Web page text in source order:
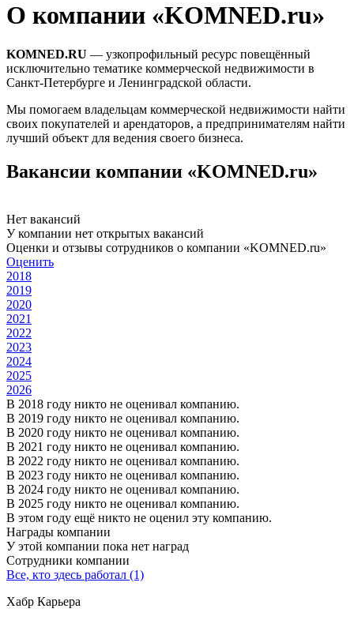
О компании «KOMNED.ru»
KOMNED.RU — узкопрофильный ресурс повещённый
исключительно тематике коммерческой недвижимости в
Санкт-Петербурге и Ленинградской области.
Мы помогаем владельцам коммерческой недвижимости найти
своих покупателей и арендаторов, а предпринимателям найти
лучший объект для ведения своего бизнеса.
Вакансии компании «KOMNED.ru»
Нет вакансий
У компании нет открытых вакансий
Оценки и отзывы сотрудников о компании «KOMNED.ru»
Оценить
2018
2019
2020
2021
2022
2023
2024
2025
2026
В 2018 году никто не оценивал компанию.
В 2019 году никто не оценивал компанию.
В 2020 году никто не оценивал компанию.
В 2021 году никто не оценивал компанию.
В 2022 году никто не оценивал компанию.
В 2023 году никто не оценивал компанию.
В 2024 году никто не оценивал компанию.
В 2025 году никто не оценивал компанию.
В этом году ещё никто не оценил эту компанию.
Награды компании
У этой компании пока нет наград
Сотрудники компании
Все, кто здесь работал (1)
Хабр Карьера